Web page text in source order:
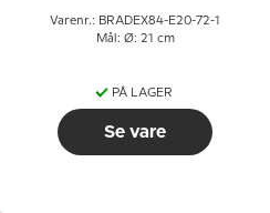
Varenr.: BRADEX84-E20-72-1
Mål: Ø: 21 cm
PÅ LAGER
Se vare